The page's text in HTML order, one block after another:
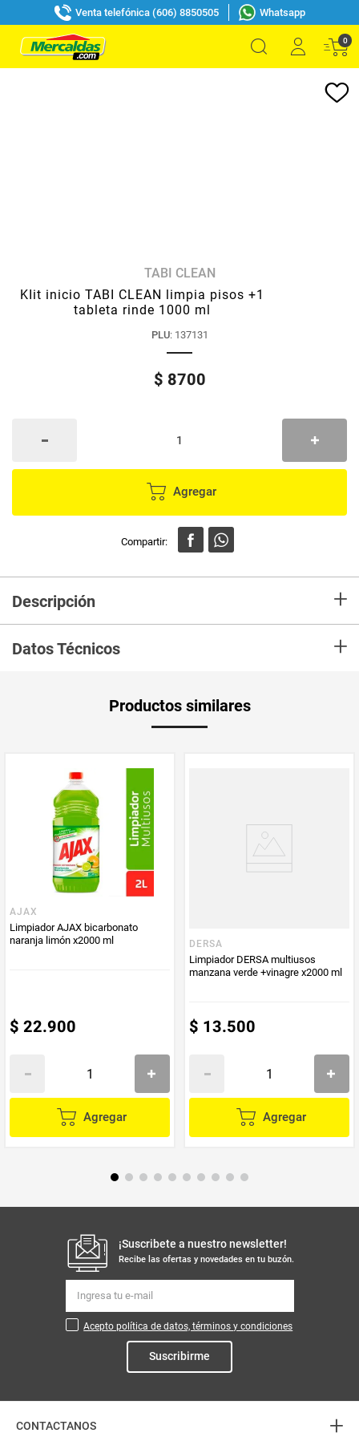
Venta telefónica (606) 8850505 Whatsapp
0
TABI CLEAN
KIit inicio TABI CLEAN limpia pisos +1
tableta rinde 1000 ml
PLU: 137131
$ 8700
Agregar
Descripción +
Con poder desinfectante neutraliza olores y elimina suciedad en pisos
Datos Técnicos +
Productos similares
AJAX
Limpiador AJAX bicarbonato
naranja limón x2000 ml
$ 22.900
Agregar
DERSA
Limpiador DERSA multiusos
manzana verde +vinagre x2000 ml
$ 13.500
Agregar
¡Suscribete a nuestro newsletter!
Recibe las ofertas y novedades en tu buzón.
Acepto política de datos, términos y condiciones
Suscribirme
CONTACTANOS +